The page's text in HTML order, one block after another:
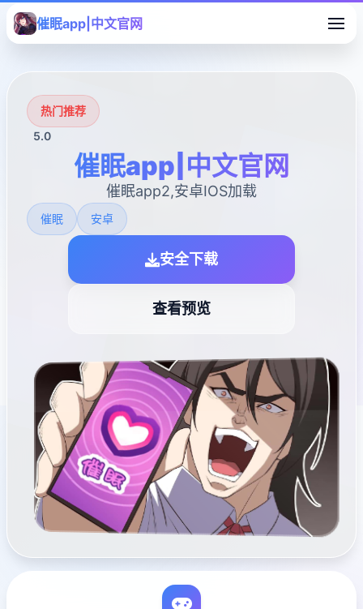
催眠app|中文官网
热门推荐
5.0
催眠app|中文官网
催眠app2,安卓IOS加载
催眠 安卓
安全下载
查看预览